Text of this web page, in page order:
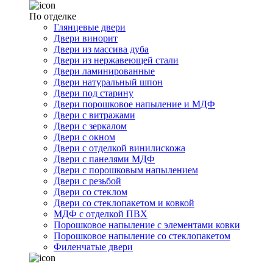
По отделке
Глянцевые двери
Двери винорит
Двери из массива дуба
Двери из нержавеющей стали
Двери ламинированные
Двери натуральный шпон
Двери под старину
Двери порошковое напыление и МДФ
Двери с витражами
Двери с зеркалом
Двери с окном
Двери с отделкой винилискожа
Двери с панелями МДФ
Двери с порошковым напылением
Двери с резьбой
Двери со стеклом
Двери со стеклопакетом и ковкой
МДФ с отделкой ПВХ
Порошковое напыление с элементами ковки
Порошковое напыление со стеклопакетом
Филенчатые двери